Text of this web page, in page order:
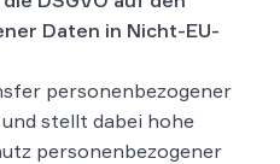
Daten in Nicht-EU-
personenbezogener
stellt dabei hohe
personenbezogener